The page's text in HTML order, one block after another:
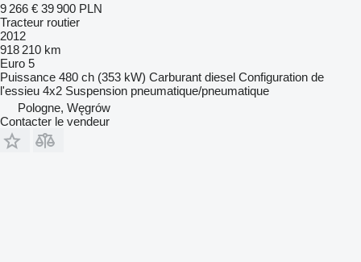
9 266 € 39 900 PLN
Tracteur routier
2012
918 210 km
Euro 5
Puissance 480 ch (353 kW) Carburant diesel Configuration de
l'essieu 4x2 Suspension pneumatique/pneumatique
Pologne, Węgrów
Contacter le vendeur